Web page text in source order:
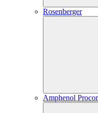
Rosenberger
Amphenol